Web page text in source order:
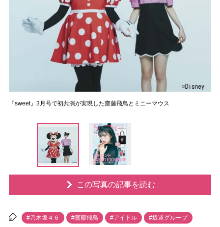
『sweet』3月号で初共演が実現した齋藤飛鳥とミニーマウス
この写真の記事を読む
#乃木坂４６ #齋藤飛鳥 #アイドル #坂道グループ